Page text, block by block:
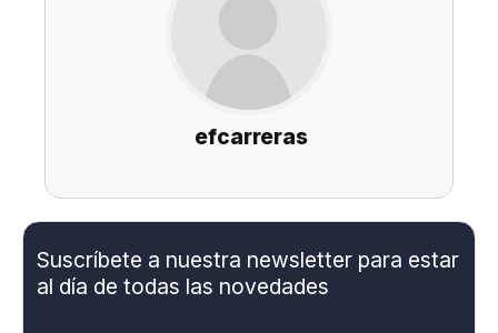
efcarreras
Suscríbete a nuestra newsletter para estar
al día de todas las novedades